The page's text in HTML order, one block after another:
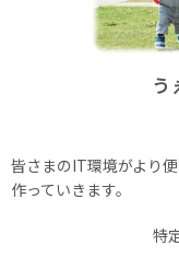
う
皆さまのIT環境がより
作っていきます。
特